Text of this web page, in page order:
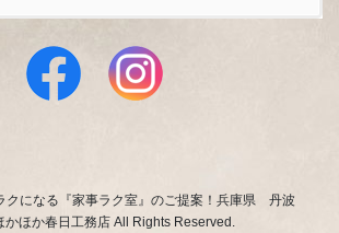
クになる『家事ラク室』のご提案！兵庫県 丹波
ほか春日工務店 All Rights Reserved.